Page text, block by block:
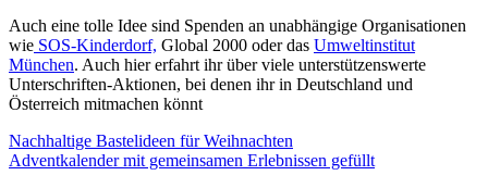
Auch eine tolle Idee sind Spenden an unabhängige Organisationen
wie SOS-Kinderdorf, Global 2000 oder das Umweltinstitut
München. Auch hier erfahrt ihr über viele unterstützenswerte
Unterschriften-Aktionen, bei denen ihr in Deutschland und
Österreich mitmachen könnt
Beitragsnavigation
Nachhaltige Bastelideen für Weihnachten
Adventkalender mit gemeinsamen Erlebnissen gefüllt